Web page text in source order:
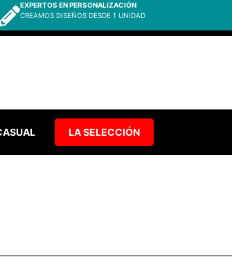
EXPERTOS EN PERSONALIZACIÓN
CREAMOS DISEÑOS DESDE 1 UNIDAD
LA SELECCIÓN